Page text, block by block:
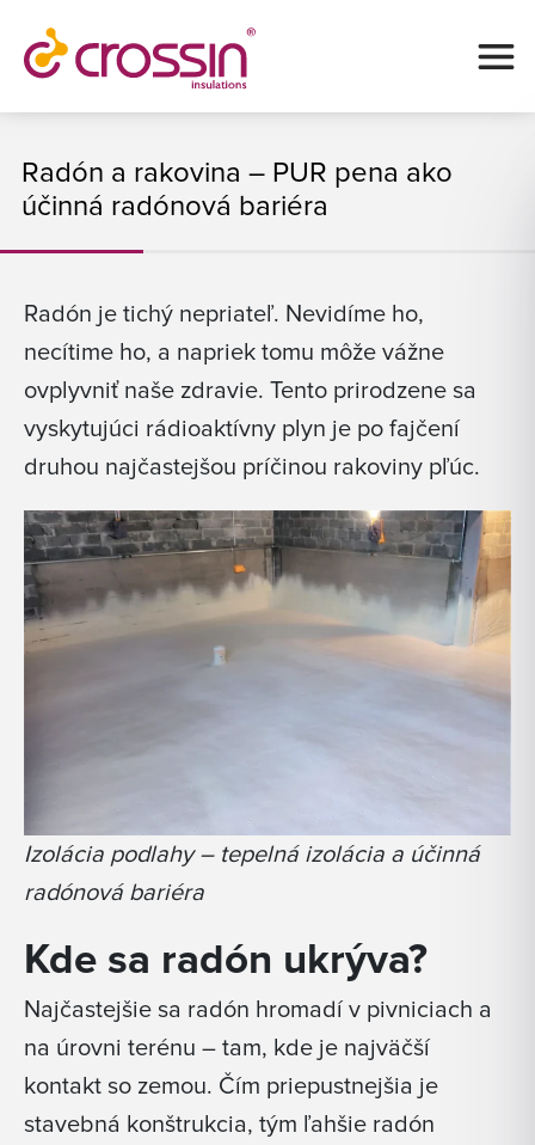
Radón a rakovina – PUR pena ako
účinná radónová bariéra
Radón je tichý nepriateľ. Nevidíme ho,
necítime ho, a napriek tomu môže vážne
ovplyvniť naše zdravie. Tento prirodzene sa
vyskytujúci rádioaktívny plyn je po fajčení
druhou najčastejšou príčinou rakoviny pľúc.
Izolácia podlahy – tepelná izolácia a účinná
radónová bariéra
Kde sa radón ukrýva?
Najčastejšie sa radón hromadí v pivniciach a
na úrovni terénu – tam, kde je najväčší
kontakt so zemou. Čím priepustnejšia je
stavebná konštrukcia, tým ľahšie radón